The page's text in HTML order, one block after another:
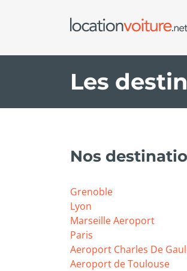
Les
Nos
Grenoble
Lyon
Marseille Aeroport
Paris
Aeroport Charles De
Aeroport de Toulouse